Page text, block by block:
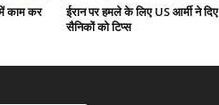
में काम कर
ईरान पर हमले के लिए US आर्मी ने दिए
सैनिकों को टिप्स